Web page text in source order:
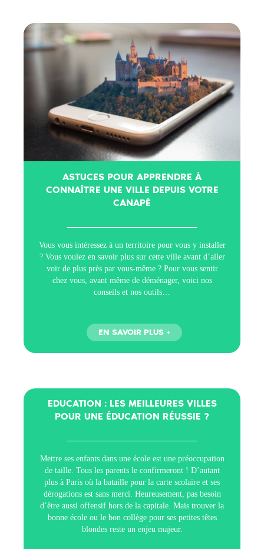
ASTUCES POUR APPRENDRE À
CONNAÎTRE UNE VILLE DEPUIS VOTRE
CANAPÉ
Vous vous intéressez à un territoire pour vous y installer
? Vous voulez en savoir plus sur cette ville avant d’aller
voir de plus près par vous-même ? Pour vous sentir
chez vous, avant même de déménager, voici nos
conseils et nos outils…
EDUCATION : LES MEILLEURES VILLES
POUR UNE ÉDUCATION RÉUSSIE ?
Mettre ses enfants dans une école est une préoccupation
de taille. Tous les parents le confirmeront ! D’autant
plus à Paris où la bataille pour la carte scolaire et ses
dérogations est sans merci. Heureusement, pas besoin
d’être aussi offensif hors de la capitale. Mais trouver la
bonne école ou le bon collège pour ses petites têtes
blondes reste un enjeu majeur.